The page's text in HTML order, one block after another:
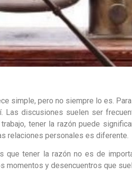
simple, pero no siempre lo es.
Las discusiones suelen ser
tener la razón puede
relaciones personales es
que tener la razón no es de
momentos y desencuentros que